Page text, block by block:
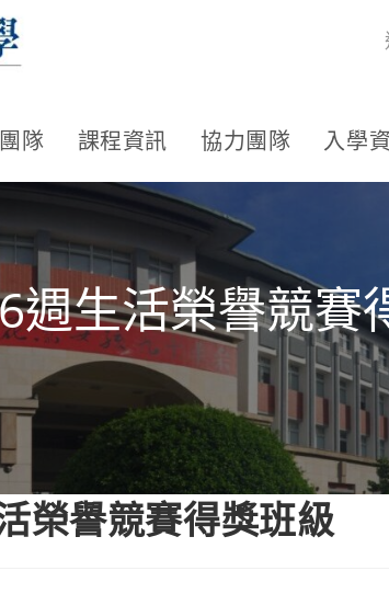
隊 課程資訊 協力團隊 入學
週生活榮譽競賽
榮譽競賽得獎班級